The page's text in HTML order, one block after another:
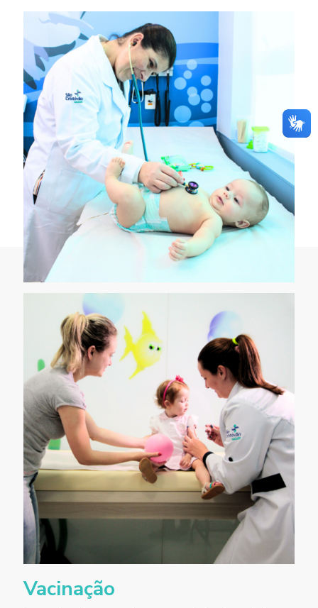
Vacinação